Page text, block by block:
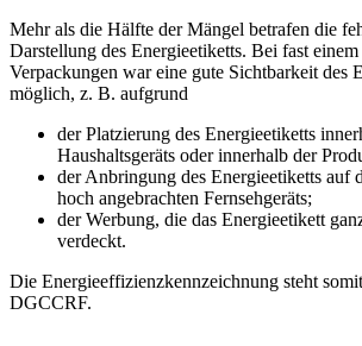
Mehr als die Hälfte der Mängel betrafen die
Darstellung des Energieetiketts. Bei fast
Verpackungen war eine gute Sichtbarkeit des
möglich, z. B. aufgrund
der Platzierung des Energieetiketts
Haushaltsgeräts oder innerhalb der
der Anbringung des Energieetiketts auf
hoch angebrachten Fernsehgeräts;
der Werbung, die das Energieetikett
verdeckt.
Die Energieeffizienzkennzeichnung steht
DGCCRF.